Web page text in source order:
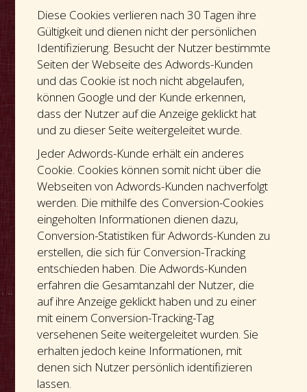
Diese Cookies verlieren nach 30 Tagen ihre
Gültigkeit und dienen nicht der persönlichen
Identifizierung. Besucht der Nutzer bestimmte
Seiten der Webseite des Adwords-Kunden
und das Cookie ist noch nicht abgelaufen,
können Google und der Kunde erkennen,
dass der Nutzer auf die Anzeige geklickt hat
und zu dieser Seite weitergeleitet wurde.
Jeder Adwords-Kunde erhält ein anderes
Cookie. Cookies können somit nicht über die
Webseiten von Adwords-Kunden nachverfolgt
werden. Die mithilfe des Conversion-Cookies
eingeholten Informationen dienen dazu,
Conversion-Statistiken für Adwords-Kunden zu
erstellen, die sich für Conversion-Tracking
entschieden haben. Die Adwords-Kunden
erfahren die Gesamtanzahl der Nutzer, die
auf ihre Anzeige geklickt haben und zu einer
mit einem Conversion-Tracking-Tag
versehenen Seite weitergeleitet wurden. Sie
erhalten jedoch keine Informationen, mit
denen sich Nutzer persönlich identifizieren
lassen.